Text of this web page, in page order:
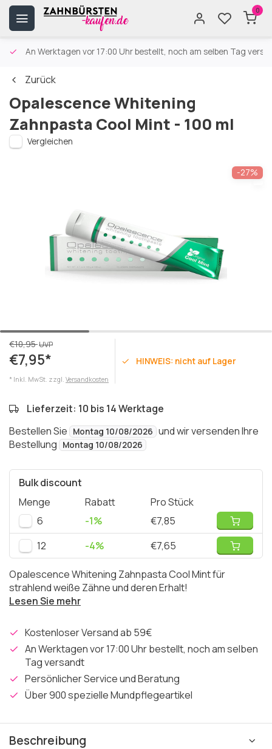
0
An Werktagen vor 17:00 Uhr bestellt, noch am selben Tag
Zurück
Opalescence Whitening
Zahnpasta Cool Mint - 100 ml
Vergleichen
-27%
€10,95UVP
€7,95*
* Inkl. MwSt. zzgl. Versandkosten
HINWEIS: nicht auf Lager
Lieferzeit: 10 bis 14 Werktage
Bestellen Sie
Montag 10/08/2026 und wir versenden Ihre
Bestellung
Montag 10/08/2026
Bulk discount
Menge
Rabatt
Pro Stück
6
-1%
€7,85
12
-4% €7,65
Opalescence Whitening Zahnpasta Cool Mint für
strahlend weiße Zähne und deren Erhalt!
Lesen Sie mehr
Kostenloser Versand ab 59€
An Werktagen vor 17:00 Uhr bestellt, noch am selben
Tag versandt
Persönlicher Service und Beratung
Über 900 spezielle Mundpflegeartikel
Beschreibung